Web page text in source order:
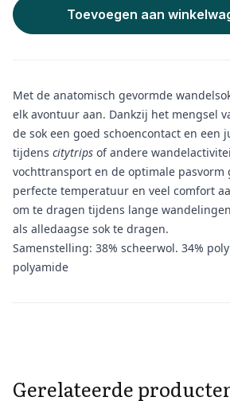
Toevoegen aan
Met de anatomisch gevormde
elk avontuur aan. Dankzij het mengsel
de sok een goed schoencontact en een
tijdens citytrips of andere
vochttransport en de optimale pasvorm
perfecte temperatuur en veel comfort
om te dragen tijdens lange
als alledaagse sok te dragen.
Samenstelling: 38% scheerwol. 34%
polyamide
Gerelateerde